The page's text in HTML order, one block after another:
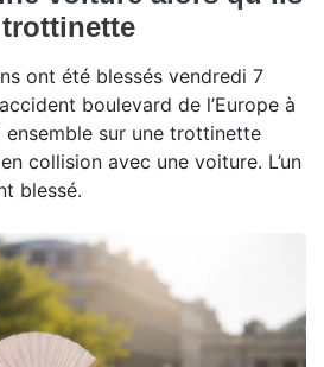
ont été blessés vendredi 7
boulevard de l’Europe à
ensemble sur une trottinette
collision avec une voiture. L’un
blessé.